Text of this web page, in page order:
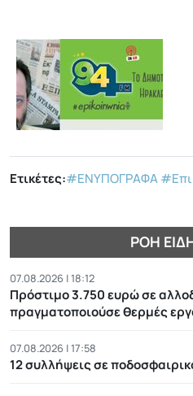
Ετικέτες:#ΕΝΥΠΟΓΡΑΦΑ
ΡΟΉ
07.08.2026 | 18:12
Πρόστιμο 3.750 ευρώ σε
πραγματοποιούσε θερμές
07.08.2026 | 17:58
12 συλλήψεις σε